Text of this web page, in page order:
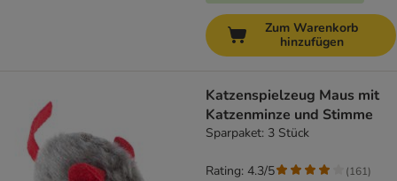
Zum Warenkorb
hinzufügen
Katzenspielzeug Maus mit
Katzenminze und Stimme
Sparpaket: 3 Stück
Rating: 4.3/5 (161)